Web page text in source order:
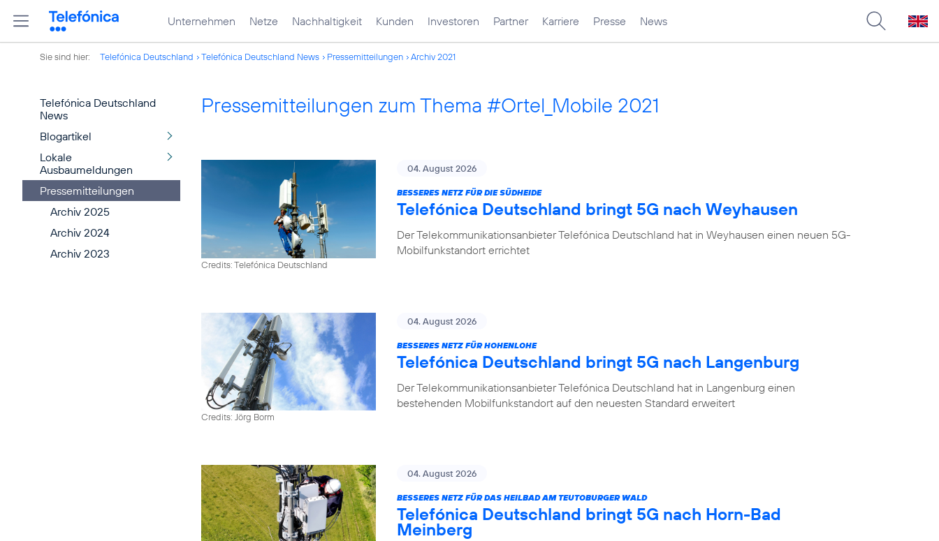
Unternehmen Netze Nachhaltigkeit Kunden Investoren Partner Karriere Presse News
Sie sind hier: Telefónica Deutschland Telefónica Deutschland News Pressemitteilungen Archiv 2021
Telefónica Deutschland
News
Blogartikel
Lokale
Ausbaumeldungen
Pressemitteilungen
Archiv 2025
Archiv 2024
Archiv 2023
Pressemitteilungen zum Thema #Ortel_Mobile 2021
Credits: Telefónica Deutschland
04. August 2026
BESSERES NETZ FÜR DIE SÜDHEIDE
Telefónica Deutschland bringt 5G nach Weyhausen
Der Telekommunikationsanbieter Telefónica Deutschland hat in Weyhausen einen neuen 5G-
Mobilfunkstandort errichtet
Credits: Jörg Borm
04. August 2026
BESSERES NETZ FÜR HOHENLOHE
Telefónica Deutschland bringt 5G nach Langenburg
Der Telekommunikationsanbieter Telefónica Deutschland hat in Langenburg einen
bestehenden Mobilfunkstandort auf den neuesten Standard erweitert
04. August 2026
BESSERES NETZ FÜR DAS HEILBAD AM TEUTOBURGER WALD
Telefónica Deutschland bringt 5G nach Horn-Bad
Meinberg